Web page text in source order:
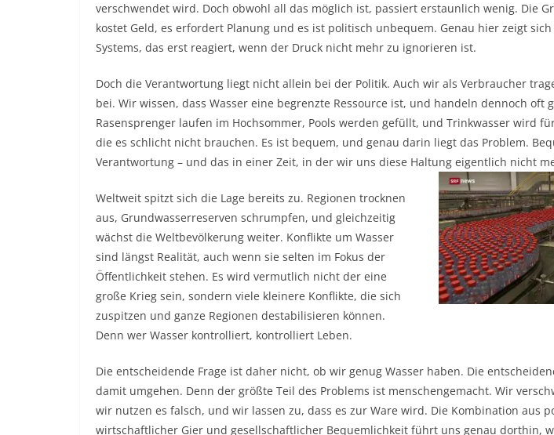
verschwendet wird. Doch obwohl all das möglich ist, passiert erstaunlich wenig. Die
kostet Geld, es erfordert Planung und es ist politisch unbequem. Genau hier zeigt
Systems, das erst reagiert, wenn der Druck nicht mehr zu ignorieren ist.
Doch die Verantwortung liegt nicht allein bei der Politik. Auch wir als Verbraucher
bei. Wir wissen, dass Wasser eine begrenzte Ressource ist, und handeln dennoch oft
Rasensprenger laufen im Hochsommer, Pools werden gefüllt, und Trinkwasser wird
die es schlicht nicht brauchen. Es ist bequem, und genau darin liegt das Problem.
Verantwortung – und das in einer Zeit, in der wir uns diese Haltung eigentlich nicht
Weltweit spitzt sich die Lage bereits zu. Regionen trocknen
aus, Grundwasserreserven schrumpfen, und gleichzeitig
wächst die Weltbevölkerung weiter. Konflikte um Wasser
sind längst Realität, auch wenn sie selten im Fokus der
Öffentlichkeit stehen. Es wird vermutlich nicht der eine
große Krieg sein, sondern viele kleinere Konflikte, die sich
zuspitzen und ganze Regionen destabilisieren können.
Denn wer Wasser kontrolliert, kontrolliert Leben.
Die entscheidende Frage ist daher nicht, ob wir genug Wasser haben. Die
damit umgehen. Denn der größte Teil des Problems ist menschengemacht. Wir
wir nutzen es falsch, und wir lassen zu, dass es zur Ware wird. Die Kombination aus
wirtschaftlicher Gier und gesellschaftlicher Bequemlichkeit führt uns genau dorthin,